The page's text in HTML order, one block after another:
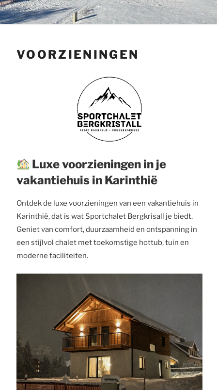
VOORZIENINGEN
Luxe voorzieningen in je
vakantiehuis in Karinthië
Ontdek de luxe voorzieningen van een vakantiehuis in
Karinthië, dat is wat Sportchalet Bergkrisall je biedt.
Geniet van comfort, duurzaamheid en ontspanning in
een stijlvol chalet met toekomstige hottub, tuin en
moderne faciliteiten.